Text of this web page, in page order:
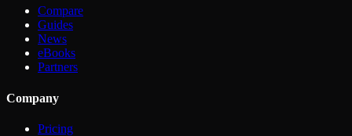
Compare
Guides
News
eBooks
Partners
Company
Pricing